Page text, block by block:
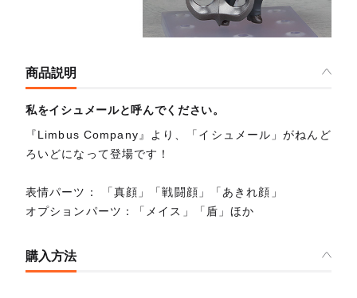
商品説明
私をイシュメールと呼んでください。
『Limbus Company』より、「イシュメール」がねんど
ろいどになって登場です！
表情パーツ： 「真顔」「戦闘顔」「あきれ顔」
オプションパーツ：「メイス」「盾」ほか
購入方法